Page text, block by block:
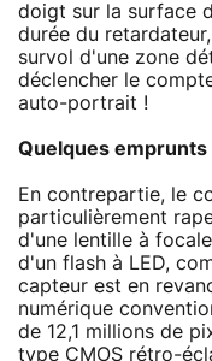
doigt sur la surface
durée du
survol d'une zone
déclencher le
auto-portrait !
Quelques emprunts
En contrepartie, le
particulièrement
d'une lentille à
d'un flash à LED,
capteur est en
numérique
de 12,1 millions de
type CMOS rétro-